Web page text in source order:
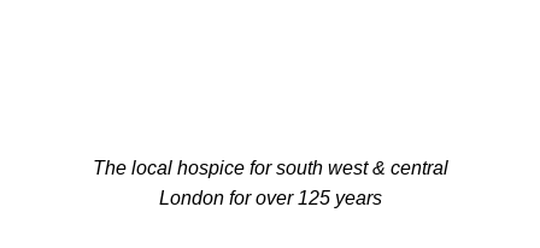
The local hospice for south west & central
London for over 125 years